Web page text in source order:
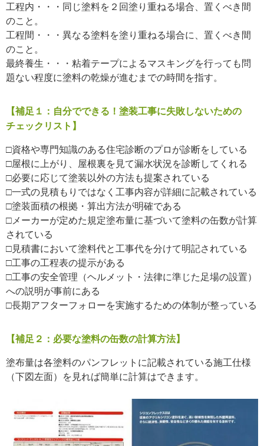
工程内・・・同じ塗料を２回塗り重ねる場合、置くべき間
のこと。
工程間・・・異なる塗料を塗り重ねる場合に、置くべき間
のこと。
最終養生・・・粘着テープによるマスキングを行っても問
題ない程度に塗料の乾燥が進むまでの時間を指す。
【補足１：自分でできる！塗装工事に失敗しないための
チェックリスト】
□資格や専門知識のある住宅診断のプロが診断をしている
□屋根に上がり、屋根裏を見て漏水状況を診断してくれる
□必要に応じて塗装以外の方法も提案されている
□一式の見積もりではなく工事内容が詳細に記載されている
□塗装面積の根拠・算出方法が明確である
□メーカーが定めた規定塗布量に基づいて塗料の缶数が計算
されている
□見積書において塗料代と工事代を分けて明記されている
□工事の工程表の提示がある
□工事の安全管理（ヘルメット・法律に準じた足場の設置）
への説明が事前にある
□長期アフターフォローを実施するための体制が整っている
【補足２：必要な塗料の缶数の計算方法】
塗布量は各塗料のパンフレットに記載されている施工仕様
（下図左面）を見れば簡単に計算はできます。